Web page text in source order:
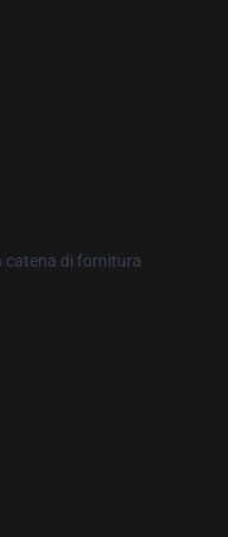
catena di fornitura